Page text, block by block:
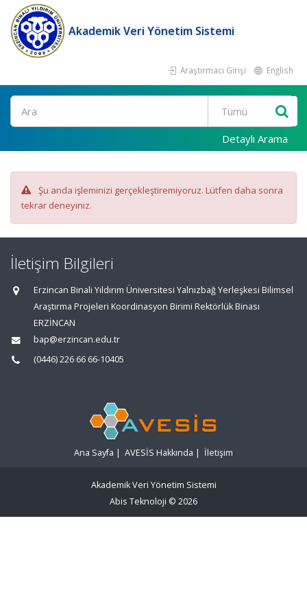
Akademik Veri Yönetim Sistemi
Araştırmacı Girişi English
Ara
Detaylı Arama
Şu anda işleminizi gerçekleştiremiyoruz. Lütfen daha sonra
tekrar deneyiniz.
İletişim Bilgileri
Erzincan Binali Yıldırım Üniversitesi Yalnızbağ Yerleşkesi Bilimsel
Araştırma Projeleri Koordinasyon Birimi Rektörlük Binası
ERZİNCAN
bap@erzincan.edu.tr
(0446) 226 66 66-10405
Ana Sayfa | AVESİS Hakkında | İletişim
Akademik Veri Yönetim Sistemi
Abis Teknoloji © 2026